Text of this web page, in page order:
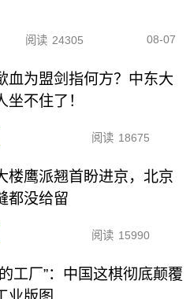
阅读 24305 08-07
血为盟剑指何方？中东大
坐不住了！
阅读 18675
楼鹰派翘首盼进京，北京
都没给留
阅读 15990
工厂”：中国这棋彻底颠覆